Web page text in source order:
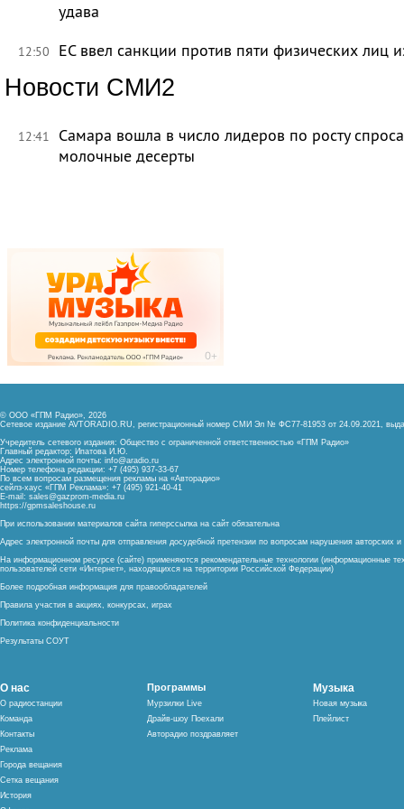
удава
12:50 ЕС ввел санкции против пяти физических лиц
Новости СМИ2
12:41
Самара вошла в число лидеров по росту
молочные десерты
© ООО «ГПМ Радио», 2026
Сетевое издание AVTORADIO.RU, регистрационный номер СМИ Эл № ФС77-81953 от 24.09.2021,
Учредитель сетевого издания: Общество с ограниченной ответственностью «ГПМ Радио»
Главный редактор: Ипатова И.Ю.
Адрес электронной почты: info@aradio.ru
Номер телефона редакции: +7 (495) 937-33-67
По всем вопросам размещения рекламы на «Авторадио»
сейлз-хаус «ГПМ Реклама»: +7 (495) 921-40-41
E-mail: sales@gazprom-media.ru
https://gpmsaleshouse.ru
При использовании материалов сайта гиперссылка на сайт обязательна
Адрес электронной почты для отправления досудебной претензии по вопросам нарушения авторских
На информационном ресурсе (сайте) применяются рекомендательные технологии (информационные
пользователей сети «Интернет», находящихся на территории Российской Федерации)
Более подробная информация для правообладателей
Правила участия в акциях, конкурсах, играх
Политика конфиденциальности
Результаты СОУТ
О нас
О радиостанции
Команда
Контакты
Реклама
Города вещания
Сетка вещания
История
Программы
Мурзилки Live
Драйв-шоу Поехали
Авторадио поздравляет
Музыка
Новая музыка
Плейлист